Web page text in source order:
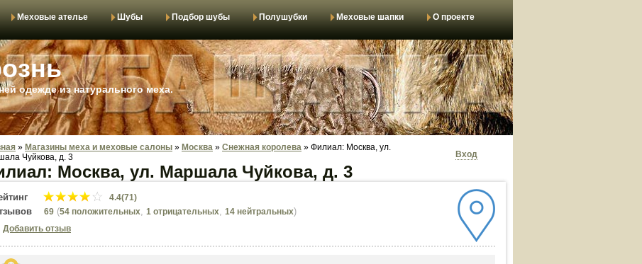
Меховые ателье Шубы Подбор шубы Полушубки Меховые шапки О проекте
одежде из натурального меха.
» Магазины меха и меховые салоны » Москва » Снежная королева » Филиал: Москва, ул.
Чуйкова, д. 3
Вход
Москва, ул. Маршала Чуйкова, д. 3
4.4(71)
69 (54 положительных, 1 отрицательных, 14 нейтральных)
Добавить отзыв